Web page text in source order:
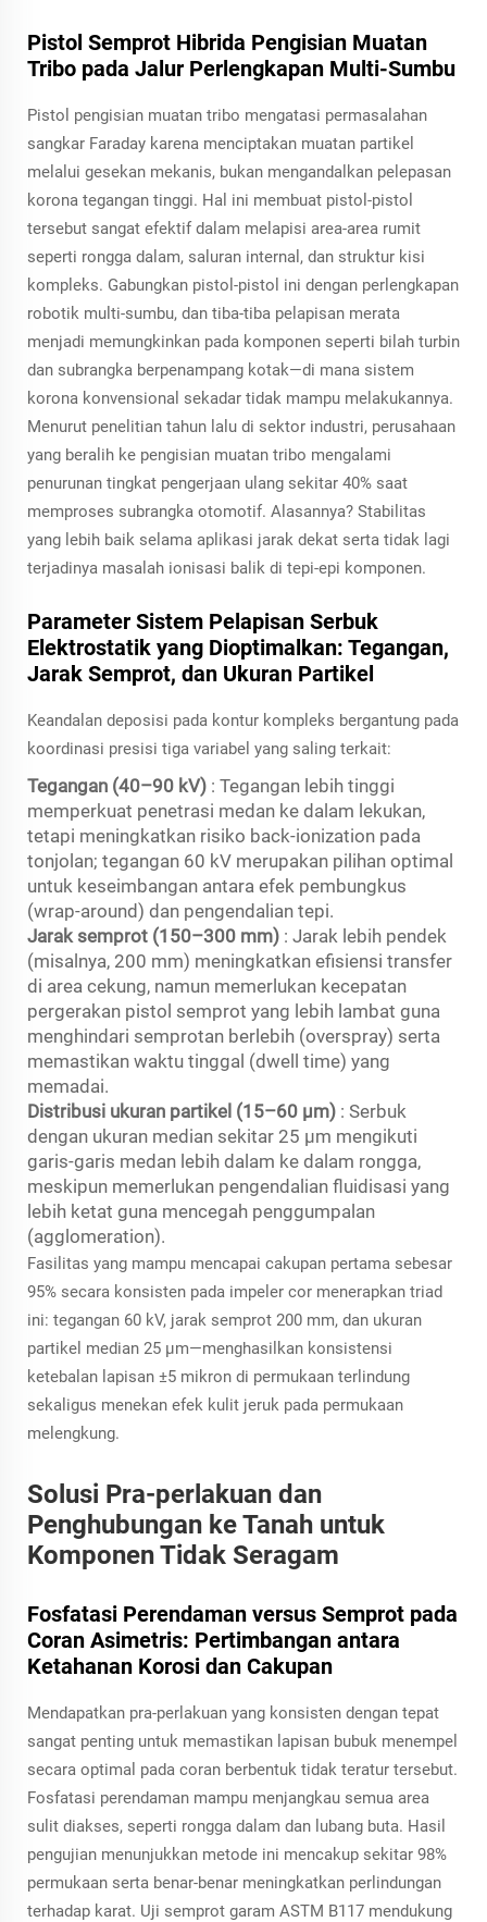
Pistol Semprot Hibrida Pengisian Muatan
Tribo pada Jalur Perlengkapan Multi-Sumbu
Pistol pengisian muatan tribo mengatasi permasalahan
sangkar Faraday karena menciptakan muatan partikel
melalui gesekan mekanis, bukan mengandalkan pelepasan
korona tegangan tinggi. Hal ini membuat pistol-pistol
tersebut sangat efektif dalam melapisi area-area rumit
seperti rongga dalam, saluran internal, dan struktur kisi
kompleks. Gabungkan pistol-pistol ini dengan perlengkapan
robotik multi-sumbu, dan tiba-tiba pelapisan merata
menjadi memungkinkan pada komponen seperti bilah turbin
dan subrangka berpenampang kotak—di mana sistem
korona konvensional sekadar tidak mampu melakukannya.
Menurut penelitian tahun lalu di sektor industri, perusahaan
yang beralih ke pengisian muatan tribo mengalami
penurunan tingkat pengerjaan ulang sekitar 40% saat
memproses subrangka otomotif. Alasannya? Stabilitas
yang lebih baik selama aplikasi jarak dekat serta tidak lagi
terjadinya masalah ionisasi balik di tepi-epi komponen.
Parameter Sistem Pelapisan Serbuk
Elektrostatik yang Dioptimalkan: Tegangan,
Jarak Semprot, dan Ukuran Partikel
Keandalan deposisi pada kontur kompleks bergantung pada
koordinasi presisi tiga variabel yang saling terkait:
Tegangan (40–90 kV) : Tegangan lebih tinggi
memperkuat penetrasi medan ke dalam lekukan,
tetapi meningkatkan risiko back-ionization pada
tonjolan; tegangan 60 kV merupakan pilihan optimal
untuk keseimbangan antara efek pembungkus
(wrap-around) dan pengendalian tepi.
Jarak semprot (150–300 mm) : Jarak lebih pendek
(misalnya, 200 mm) meningkatkan efisiensi transfer
di area cekung, namun memerlukan kecepatan
pergerakan pistol semprot yang lebih lambat guna
menghindari semprotan berlebih (overspray) serta
memastikan waktu tinggal (dwell time) yang
memadai.
Distribusi ukuran partikel (15–60 µm) : Serbuk
dengan ukuran median sekitar 25 µm mengikuti
garis-garis medan lebih dalam ke dalam rongga,
meskipun memerlukan pengendalian fluidisasi yang
lebih ketat guna mencegah penggumpalan
(agglomeration).
Fasilitas yang mampu mencapai cakupan pertama sebesar
95% secara konsisten pada impeler cor menerapkan triad
ini: tegangan 60 kV, jarak semprot 200 mm, dan ukuran
partikel median 25 µm—menghasilkan konsistensi
ketebalan lapisan ±5 mikron di permukaan terlindung
sekaligus menekan efek kulit jeruk pada permukaan
melengkung.
Solusi Pra-perlakuan dan
Penghubungan ke Tanah untuk
Komponen Tidak Seragam
Fosfatasi Perendaman versus Semprot pada
Coran Asimetris: Pertimbangan antara
Ketahanan Korosi dan Cakupan
Mendapatkan pra-perlakuan yang konsisten dengan tepat
sangat penting untuk memastikan lapisan bubuk menempel
secara optimal pada coran berbentuk tidak teratur tersebut.
Fosfatasi perendaman mampu menjangkau semua area
sulit diakses, seperti rongga dalam dan lubang buta. Hasil
pengujian menunjukkan metode ini mencakup sekitar 98%
permukaan serta benar-benar meningkatkan perlindungan
terhadap karat. Uji semprot garam ASTM B117 mendukung